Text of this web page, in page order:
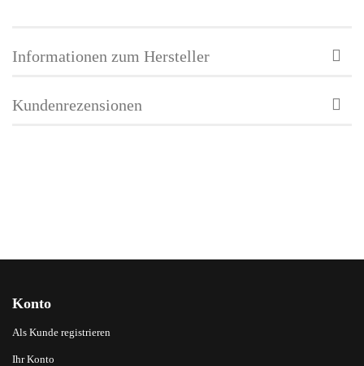
Informationen zum Hersteller
Kundenrezensionen
Konto
Als Kunde registrieren
Ihr Konto